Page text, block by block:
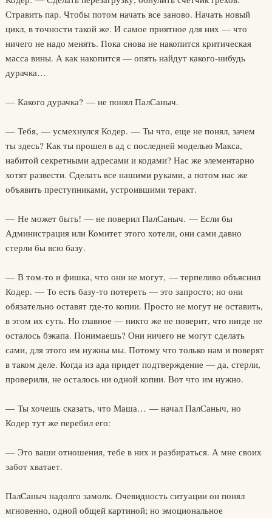
Стравить пар. Чтобы потом начать все заново. Начать новый
цикл, в точности такой же. И самое приятное для них — что
ничего не надо менять. Пока снова не накопится критическая
масса вины. А как накопится — опять найдут какого-нибудь
дурачка…
— Какого дурачка? — не понял ПалСаныч.
— Тебя, — усмехнулся Кодер. — Ты что, еще не понял, зачем
ты здесь? Как ты прошел в ад с последней моделью Макса,
набитой секретными адресами и кодами? Нас же элементарно
хотят развести. Сделать все нашими руками, а потом нас же
объявить преступниками, устроившими теракт.
— Не может быть! — не поверил ПалСаныч. — Если бы
Администрация или Комитет этого хотели, они сами давно
стерли бы всю базу.
— В том-то и фишка, что они не могут, — терпеливо объяснил
Кодер. — То есть базу-то потереть — это запросто; но они
обязательно оставят где-то копии. Просто не могут не оставить,
в этом их суть. Но главное — никто же не поверит, что нигде не
осталось бэкапа. Понимаешь? Они ничего не могут сделать
сами, для этого им нужны мы. Потому что только нам и поверят
в таком деле. Когда из ада придет подтверждение — да, стерли,
проверили, не осталось ни одной копии. Вот что им нужно.
— Ты хочешь сказать, что Маша… — начал ПалСаныч, но
Кодер тут же перебил его:
— Это ваши отношения, тебе в них и разбираться. А мне своих
забот хватает.
ПалСаныч надолго замолк. Очевидность ситуации он понял
мгновенно, одной общей картиной; но эмоциональное